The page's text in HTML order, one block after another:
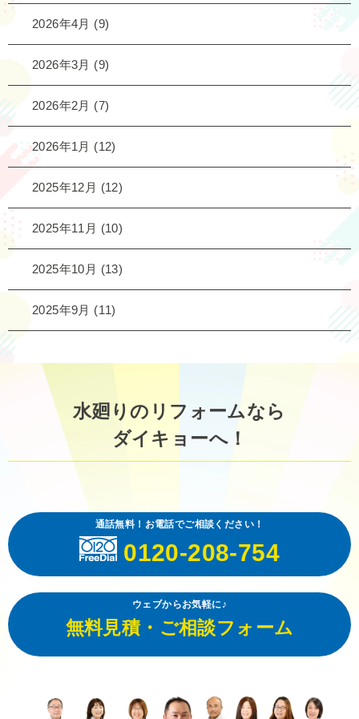
2026年4月 (9)
2026年3月 (9)
2026年2月 (7)
2026年1月 (12)
2025年12月 (12)
2025年11月 (10)
2025年10月 (13)
2025年9月 (11)
水廻りのリフォームなら
ダイキョーへ！
通話無料！お電話でご相談ください！
0120-208-754
ウェブからお気軽に♪
無料見積・ご相談フォーム